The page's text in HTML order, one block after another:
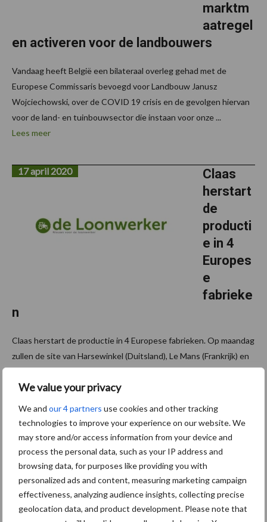
We value your privacy
We and our 4 partners use cookies and other tracking
technologies to improve your experience on our website. We
may store and/or access information from your device and
process the personal data, such as your IP address and
browsing data, for purposes like providing you with
personalized ads and content, measuring marketing campaign
effectiveness, analyzing audience insights, collecting precise
geolocation data, and product development. Please note that
marktm
aatregel
en activeren voor de landbouwers
Vandaag heeft België een bilateraal overleg gehad met de
Europese Commissaris bevoegd voor Landbouw Janusz
Wojciechowski, over de COVID 19 crisis en de gevolgen hiervan
voor de land- en tuinbouwsector die instaan voor onze ...
Lees meer
Claas
herstart
de
producti
e in 4
Europes
e
fabrieke
n
17 april 2020
Claas herstart de productie in 4 Europese fabrieken. Op maandag
zullen de site van Harsewinkel (Duitsland), Le Mans (Frankrijk) en
het personeel. Enkele dagen later zal ...
300 à
400
Fendt
Ideal-
maaidor
sers in
18 maart 2020